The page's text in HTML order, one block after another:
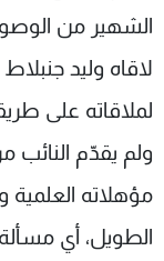
الشهير من
لاقاه وليد
لملاقاته على
ولم يقدّم النائب
مؤهلاته العلمية
الطويل، أي